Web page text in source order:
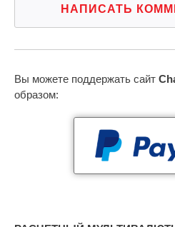
НАПИСАТЬ
Вы можете поддержать сайт
образом: